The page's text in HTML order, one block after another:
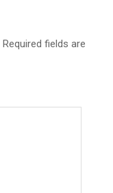
Required fields are